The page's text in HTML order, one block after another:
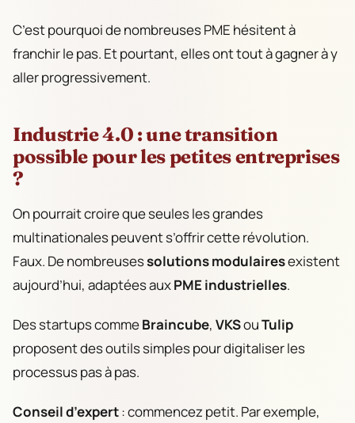
C’est pourquoi de nombreuses PME hésitent à
franchir le pas. Et pourtant, elles ont tout à gagner à y
aller progressivement.
Industrie 4.0 : une transition
possible pour les petites entreprises
?
On pourrait croire que seules les grandes
multinationales peuvent s’offrir cette révolution.
Faux. De nombreusessolutions modulairesexistent
aujourd’hui, adaptées auxPME industrielles.
Des startups commeBraincube, VKSouTulip
proposent des outils simples pour digitaliser les
processus pas à pas.
Conseil d’expert: commencez petit. Par exemple,